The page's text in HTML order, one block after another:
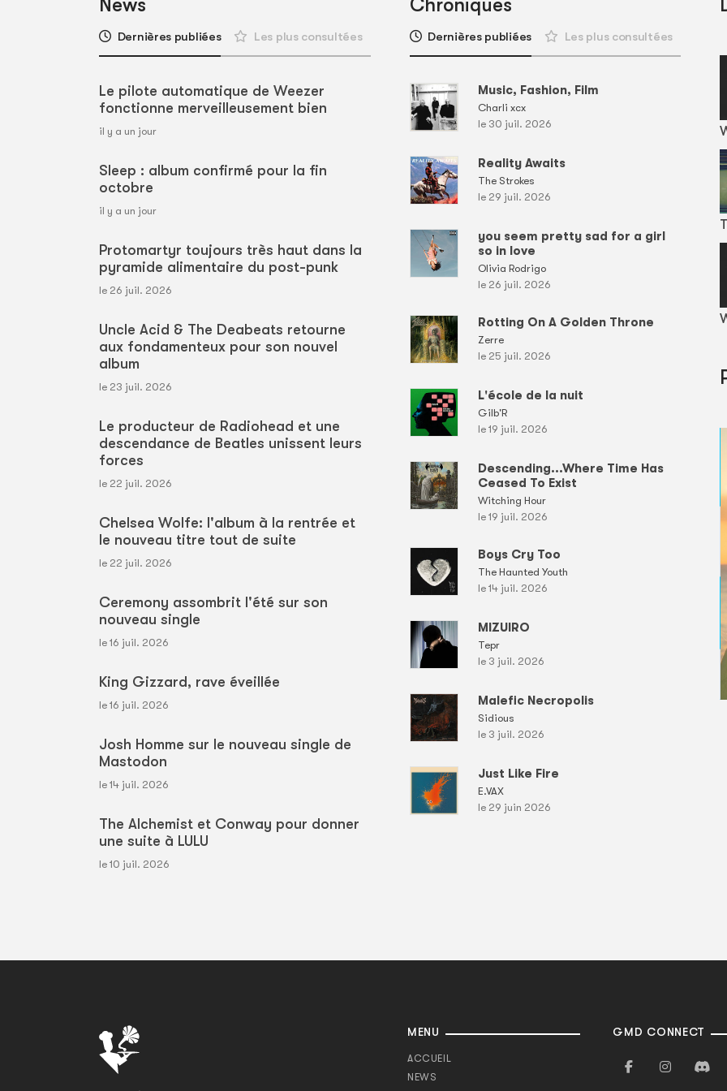
News
Dernières publiées Les plus consultées
Le pilote automatique de Weezer
fonctionne merveilleusement bien
il y a un jour
Sleep : album confirmé pour la fin
octobre
il y a un jour
Protomartyr toujours très haut dans la
pyramide alimentaire du post-punk
le 26 juil. 2026
Uncle Acid & The Deabeats retourne
aux fondamenteux pour son nouvel
album
le 23 juil. 2026
Le producteur de Radiohead et une
descendance de Beatles unissent leurs
forces
le 22 juil. 2026
Chelsea Wolfe: l'album à la rentrée et
le nouveau titre tout de suite
le 22 juil. 2026
Ceremony assombrit l'été sur son
nouveau single
le 16 juil. 2026
King Gizzard, rave éveillée
le 16 juil. 2026
Josh Homme sur le nouveau single de
Mastodon
le 14 juil. 2026
The Alchemist et Conway pour donner
une suite à LULU
le 10 juil. 2026
Chroniques
Dernières publiées Les plus consultées
Music, Fashion, Film
Charli xcx
le 30 juil. 2026
Reality Awaits
The Strokes
le 29 juil. 2026
you seem pretty sad for a girl
so in love
Olivia Rodrigo
le 26 juil. 2026
Rotting On A Golden Throne
Zerre
le 25 juil. 2026
L'école de la nuit
Gilb'R
le 19 juil. 2026
Descending...Where Time Has
Ceased To Exist
Witching Hour
le 19 juil. 2026
Boys Cry Too
The Haunted Youth
le 14 juil. 2026
MIZUIRO
Tepr
le 3 juil. 2026
Malefic Necropolis
Sidious
le 3 juil. 2026
Just Like Fire
E.VAX
le 29 juin 2026
MENU
ACCUEIL
NEWS
GMD CONNECT